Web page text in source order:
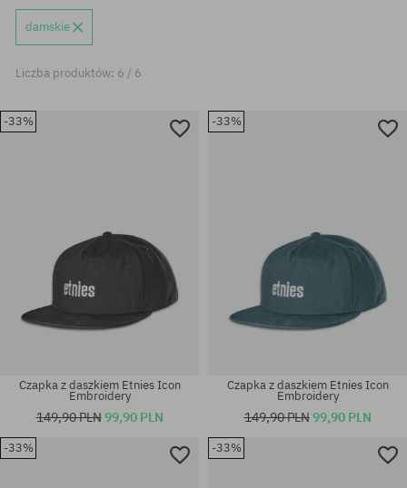
damskie
Liczba produktów: 6 / 6
-33%
Czapka z daszkiem Etnies Icon
Embroidery
149,90 PLN99,90 PLN
-33%
Czapka z daszkiem Etnies Icon
Embroidery
149,90 PLN99,90 PLN
-33% -33%